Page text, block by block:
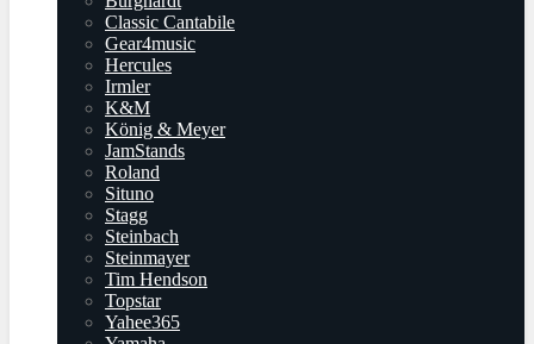
Classic Cantabile
Gear4music
Hercules
Irmler
K&M
König & Meyer
JamStands
Roland
Situno
Stagg
Steinbach
Steinmayer
Tim Hendson
Topstar
Yahee365